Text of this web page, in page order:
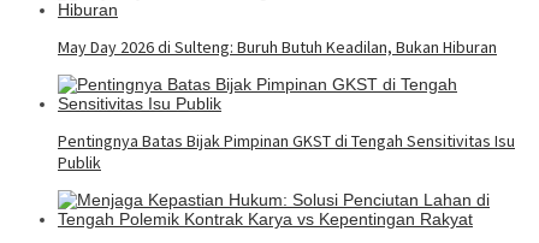
May Day 2026 di Sulteng: Buruh Butuh Keadilan, Bukan Hiburan
Pentingnya Batas Bijak Pimpinan GKST di Tengah Sensitivitas Isu
Publik